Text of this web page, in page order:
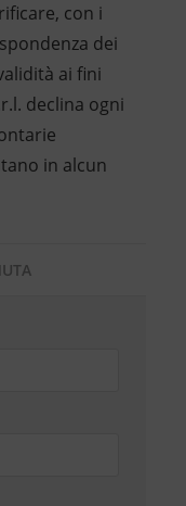
con i
dei
ai fini
declina ogni
in alcun